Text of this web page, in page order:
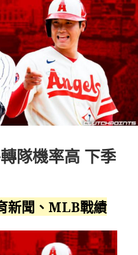
隊機率高 下季
新聞、MLB戰績